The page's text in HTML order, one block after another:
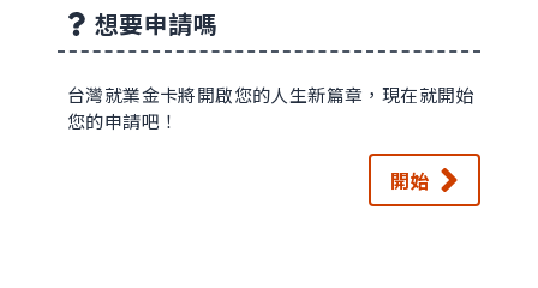
想要申請嗎
台灣就業金卡將開啟您的人生新篇章，現在就開始
您的申請吧！
開始